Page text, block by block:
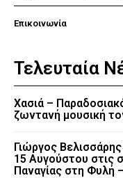
Επικοινωνία
Τελευταία
Χασιά –
ζωντανή μουσική
Γιώργος
15 Αυγούστου στις
Παναγίας στη Φυλή